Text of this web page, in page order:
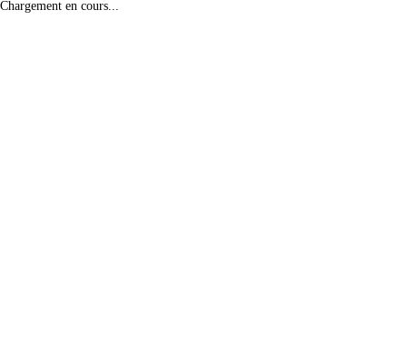
Chargement en cours...